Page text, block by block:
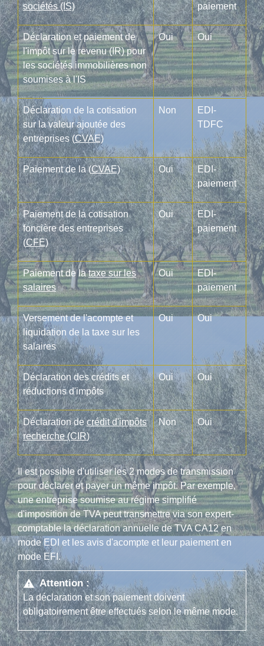
sociétés (IS)
paiement
Déclaration et paiement de
l'impôt sur le revenu (IR) pour
les sociétés immobilières non
soumises à l'IS
Oui Oui
Déclaration de la cotisation
sur la valeur ajoutée des
entreprises (CVAE)
Non
EDI-
TDFC
Paiement de la (CVAE) Oui
EDI-
paiement
Paiement de la cotisation
foncière des entreprises
(CFE)
Oui
EDI-
paiement
Paiement de lataxe sur les
salaires
Oui
EDI-
paiement
Versement de l'acompte et
liquidation de la taxe sur les
salaires
Oui Oui
Déclaration des crédits et
réductions d'impôts
Oui Oui
Déclaration decrédit d'impôts
recherche (CIR)
Non Oui
Il est possible d'utiliser les 2 modes de transmission
pour déclarer et payer un même impôt. Par exemple,
une entreprise soumise au régime simplifié
d'imposition de TVA peut transmettre via son expert-
comptable la déclaration annuelle de TVA CA12 en
mode EDI et les avis d'acompte et leur paiement en
mode EFI.
warning Attention :
La déclaration et son paiement doivent
obligatoirement être effectués selon le même mode.